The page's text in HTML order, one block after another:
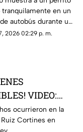
tranquilamente en un
autobús durante un
Usuarios destacaron
2026 02:29 p. m.
VIDEO:
mayor muere
por un
ocurrieron en la
Cortines en